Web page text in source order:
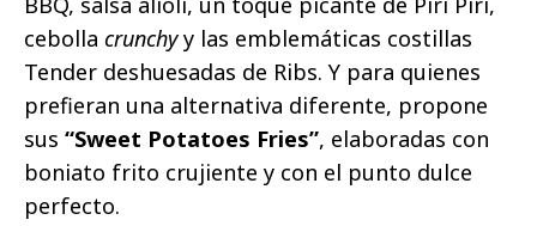
cebolla crunchyy las emblemáticas costillas
Tender deshuesadas de Ribs. Y para quienes
prefieran una alternativa diferente, propone
sus “Sweet Potatoes Fries”, elaboradas con
boniato frito crujiente y con el punto dulce
perfecto.